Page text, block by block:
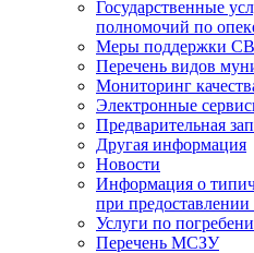
Государственные
полномочий по
Меры поддержки
Перечень видов
Мониторинг
Электронные
Предварительная
Другая информация
Новости
Информация о
при
Услуги по
Перечень МСЗУ